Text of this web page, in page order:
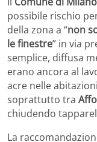
possibile rischio
della zona a “non
le finestre” in via
semplice, diffusa
erano ancora al
acre nelle
soprattutto tra
chiudendo
La